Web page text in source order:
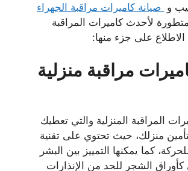
و صيانة كاميرات مراقبة الجهراء
لأحدث كاميرات المراقبة
الاطلاع على جزء منها:
مراقبة منزلية
المراقبة المنزلية والتي تعطيك
منزلك، حيث تحتوي على تقنية
كما يمكنها التمييز بين البشر
كأوراق الشجر للحد من الإنذارات